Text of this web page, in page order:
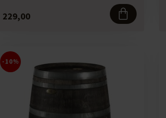
229,00
-10%